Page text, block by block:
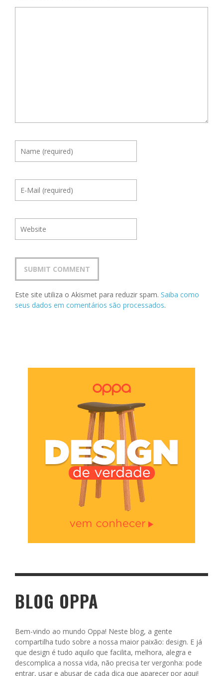
Este site utiliza o Akismet para reduzir spam. Saiba como
seus dados em comentários são processados.
BLOG OPPA
Bem-vindo ao mundo Oppa! Neste blog, a gente
compartilha tudo sobre a nossa maior paixão: design. E já
que design é tudo aquilo que facilita, melhora, alegra e
descomplica a nossa vida, não precisa ter vergonha: pode
entrar, usar e abusar de cada dica que aparecer por aqui!